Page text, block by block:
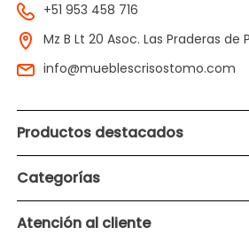
+51 953 458 716
Mz B Lt 20 Asoc. Las Praderas de
info@mueblescrisostomo.com
Productos destacados
Categorías
Atención al cliente